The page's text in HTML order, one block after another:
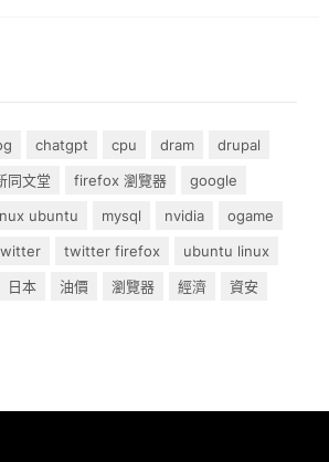
chatgpt cpu dram
drupal
同文堂 firefox 瀏覽器
google
ubuntu mysql nvidia
ogame
twitter firefox
ubuntu linux
日本 油價 瀏覽器 經濟
資安